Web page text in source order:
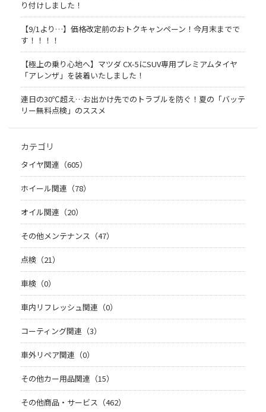
り付けしました！
【9/1より…】価格改定前のおトクキャンペーン！今月末までで
す！！！！
【極上の乗り心地へ】マツダ CX-5にSUV専用プレミアムタイヤ
「アレンザ」を装着いたしました！
連日の30℃超え…お出かけ先でのトラブルを防ぐ！夏の「バッテ
リー無料点検」のススメ
カテゴリ
タイヤ関連（605）
ホイール関連（78）
オイル関連（20）
その他メンテナンス（47）
点検（21）
車検（0）
車内リフレッシュ関連（0）
コーティング関連（3）
車外リペア関連（0）
その他カー用品関連（15）
その他商品・サービス（462）